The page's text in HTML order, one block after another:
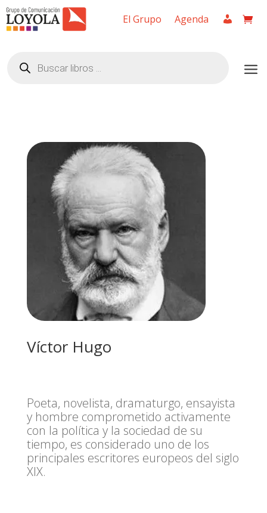
El Grupo Agenda
productos
Víctor Hugo
Poeta, novelista, dramaturgo, ensayista
y hombre comprometido activamente
con la política y la sociedad de su
tiempo, es considerado uno de los
principales escritores europeos del siglo
XIX.